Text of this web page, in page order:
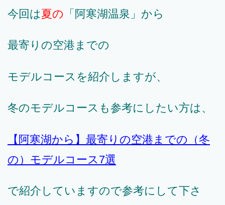
今回は夏の 「阿寒湖温泉」から
最寄りの空港までの
モデルコースを紹介しますが、
冬のモデルコースも参考にしたい方は、
【阿寒湖から】最寄りの空港までの（冬
の）モデルコース7選
で紹介していますので参考にして下さ